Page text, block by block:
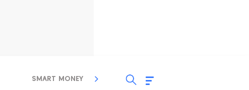
SMART MONEY INSPIRASI BISNIS